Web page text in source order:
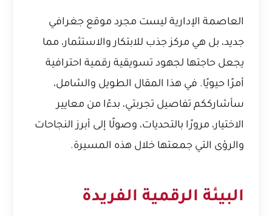
العاصمة الإدارية ليست مجرد موقع جغرافي
جديد، بل هي مركز جذب للابتكار والاستثمار، مما
يجعل حاجتها لجهود تسويقية رقمية احترافية
أمرًا حيويًا. في هذا المقال الطويل والشامل،
سأشارككم تفاصيل تجربتي، بدءًا من معايير
الاختيار، مرورًا بالتحديات، وصولًا إلى أبرز النجاحات
والرؤى التي جمعتها خلال هذه المسيرة.
البيئة الرقمية الفريدة